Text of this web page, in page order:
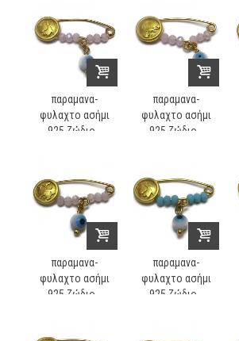
παραμανα-
φυλαχτο ασήμι
925 ζώδιο...
παραμανα-
φυλαχτο ασήμι
925 ζώδιο...
παραμανα-
φυλαχτο ασήμι
925 ζώδιο...
παραμανα-
φυλαχτο ασήμι
925 ζώδιο...